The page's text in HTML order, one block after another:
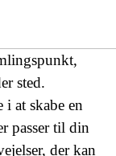
sted.
at skabe en
passer til din
der kan